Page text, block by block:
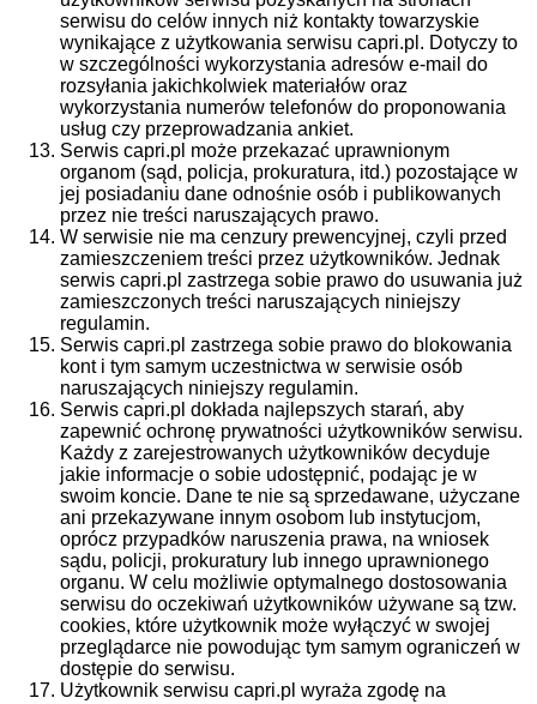
serwisu do celów innych niż kontakty towarzyskie
wynikające z użytkowania serwisu capri.pl. Dotyczy to
w szczególności wykorzystania adresów e-mail do
rozsyłania jakichkolwiek materiałów oraz
wykorzystania numerów telefonów do proponowania
usług czy przeprowadzania ankiet.
Serwis capri.pl może przekazać uprawnionym
organom (sąd, policja, prokuratura, itd.) pozostające w
jej posiadaniu dane odnośnie osób i publikowanych
przez nie treści naruszających prawo.
W serwisie nie ma cenzury prewencyjnej, czyli przed
zamieszczeniem treści przez użytkowników. Jednak
serwis capri.pl zastrzega sobie prawo do usuwania już
zamieszczonych treści naruszających niniejszy
regulamin.
Serwis capri.pl zastrzega sobie prawo do blokowania
kont i tym samym uczestnictwa w serwisie osób
naruszających niniejszy regulamin.
Serwis capri.pl dokłada najlepszych starań, aby
zapewnić ochronę prywatności użytkowników serwisu.
Każdy z zarejestrowanych użytkowników decyduje
jakie informacje o sobie udostępnić, podając je w
swoim koncie. Dane te nie są sprzedawane, użyczane
ani przekazywane innym osobom lub instytucjom,
oprócz przypadków naruszenia prawa, na wniosek
sądu, policji, prokuratury lub innego uprawnionego
organu. W celu możliwie optymalnego dostosowania
serwisu do oczekiwań użytkowników używane są tzw.
cookies, które użytkownik może wyłączyć w swojej
przeglądarce nie powodując tym samym ograniczeń w
dostępie do serwisu.
Użytkownik serwisu capri.pl wyraża zgodę na